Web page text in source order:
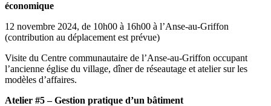
économique
12 novembre 2024, de 10h00 à 16h00 à l’Anse-au-Griffon
(contribution au déplacement est prévue)
Visite du Centre communautaire de l’Anse-au-Griffon occupant
l’ancienne église du village, dîner de réseautage et atelier sur les
modèles d’affaires.
Atelier #5 –Gestion pratique d’un bâtiment